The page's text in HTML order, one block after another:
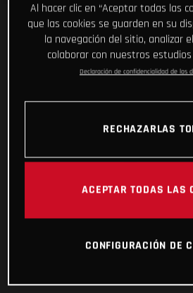
Al hacer clic en “Aceptar todas las
que las cookies se guarden en su
la navegación del sitio, analizar
colaborar con nuestros
Declaración de confidencialidad de los
RECHAZARLAS
ACEPTAR TODAS LAS
CONFIGURACIÓN DE